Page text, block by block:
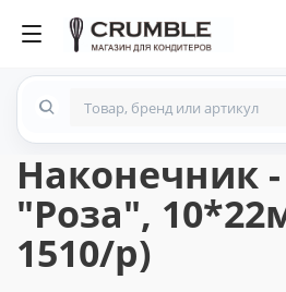
Наконечник -
"Роза",
1510/p)